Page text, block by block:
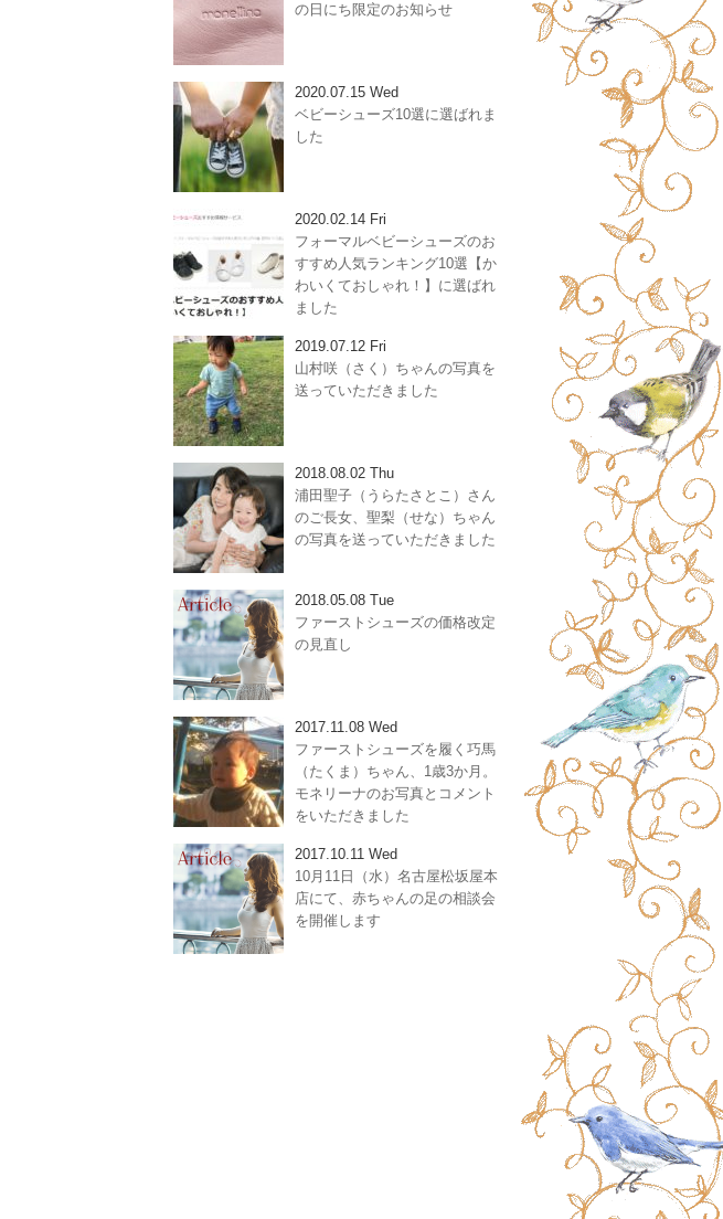
の日にち限定のお知らせ
2020.07.15 Wed
ベビーシューズ10選に選ばれま
した
2020.02.14 Fri
フォーマルベビーシューズのお
すすめ人気ランキング10選【か
わいくておしゃれ！】に選ばれ
ました
2019.07.12 Fri
山村咲（さく）ちゃんの写真を
送っていただきました
2018.08.02 Thu
浦田聖子（うらたさとこ）さん
のご長女、聖梨（せな）ちゃん
の写真を送っていただきました
2018.05.08 Tue
ファーストシューズの価格改定
の見直し
2017.11.08 Wed
ファーストシューズを履く巧馬
（たくま）ちゃん、1歳3か月。
モネリーナのお写真とコメント
をいただきました
2017.10.11 Wed
10月11日（水）名古屋松坂屋本
店にて、赤ちゃんの足の相談会
を開催します